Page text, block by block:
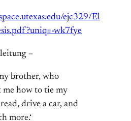
ejc329/El
wk7fye
–
brother, who
me how to tie my
read, drive a car, and
more.‘